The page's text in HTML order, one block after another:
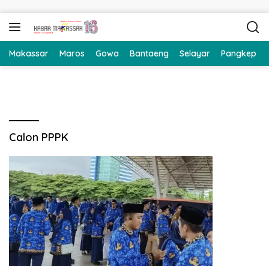
Makassar Maros Gowa Bantaeng Selayar Pangkep
Calon PPPK